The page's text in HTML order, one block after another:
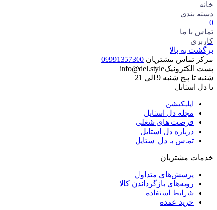
خانه
دسته بندی
0
تماس با ما
کاربری
برگشت به بالا
مرکز تماس مشتریان 09991357300
پست الکترونیکinfo@del.style
شنبه تا پنج شنبه 9 الی 21
با دل استایل
اپلیکیشن
مجله دل استایل
فرصت های شغلی
درباره دل استایل
تماس با دل استایل
خدمات مشتریان
پرسش‌های متداول
رویه‌های بازگرداندن کالا
شرایط استفاده
خرید عمده